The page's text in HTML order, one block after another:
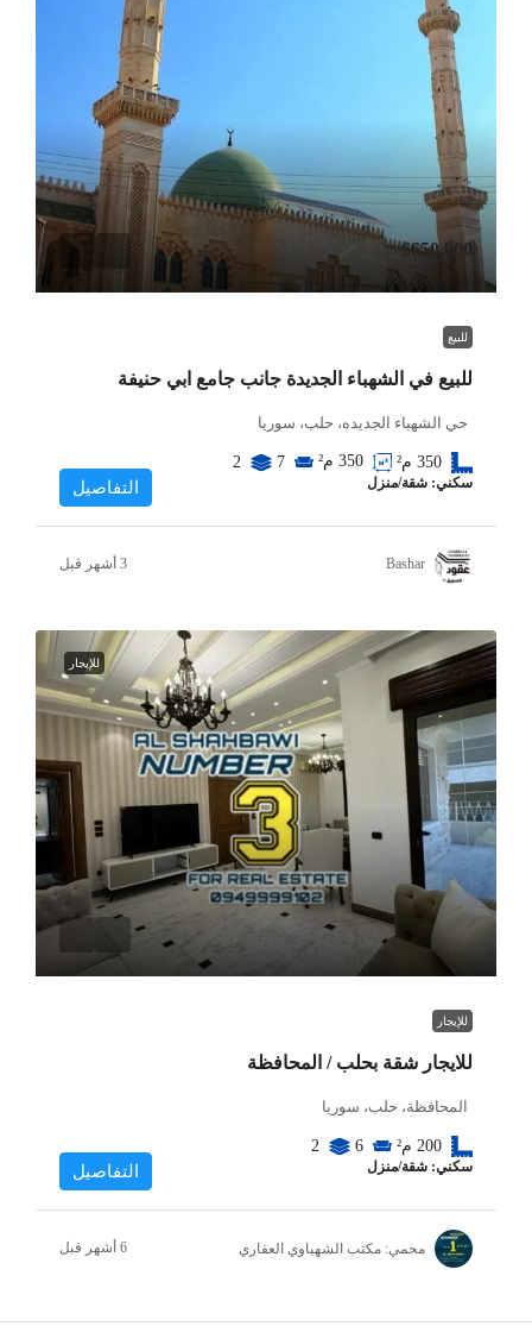
$650,000
للبيع
للبيع في الشهباء الجديدة جانب جامع ابي حنيفة
حي الشهباء الجديده، حلب، سوريا
350 م² 350 م² 7
2
سكني: شقة/منزل التفاصيل
Bashar
للإيجار
للإيجار
للايجار شقة بحلب / المحافظة
المحافظة، حلب، سوريا
200 م² 6
2
سكني: شقة/منزل التفاصيل
محمي: مكتب الشهباوي العقاري